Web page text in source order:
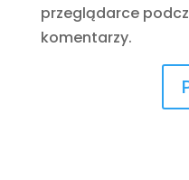
przeglądarce
komentarzy.